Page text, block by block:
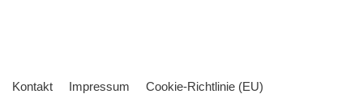
Kontakt Impressum
Cookie-Richtlinie (EU)